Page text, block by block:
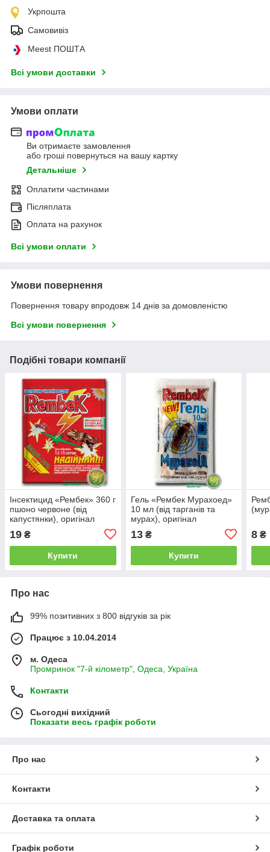
Укрпошта
Самовивіз
Meest ПОШТА
Всі умови доставки
Умови оплати
Ви отримаєте замовлення
або гроші повернуться на вашу картку
Детальніше
Оплатити частинами
Післяплата
Оплата на рахунок
Всі умови оплати
Умови повернення
Повернення товару впродовж 14 днів за домовленістю
Всі умови повернення
Подібні товари компанії
Інсектицид «Рембек» 360 г
пшоно червоне (від
капустянки), оригінал
19 ₴
Купити
Гель «Рембек Мурахоед»
10 мл (від тарганів та
мурах), оригінал
13₴
Купити
8 ₴
Про нас
99% позитивних з 800 відгуків за рік
Працює з 10.04.2014
м. Одеса
Промринок "7-й кілометр", Одеса, Україна
Контакти
Сьогодні вихідний
Показати весь графік роботи
Про нас
Контакти
Доставка та оплата
Графік роботи